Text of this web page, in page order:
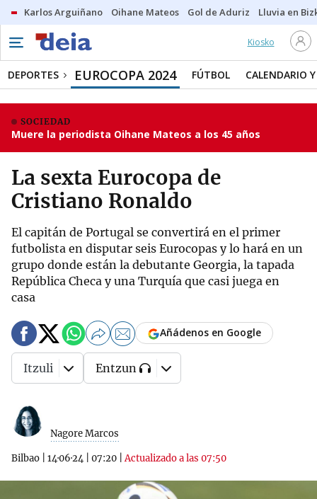
Karlos Arguiñano Oihane Mateos Gol de Aduriz Lluvia en
Kiosko
DEPORTES EUROCOPA 2024 FÚTBOL CALENDARIO
SOCIEDAD
Muere la periodista Oihane Mateos a los 45 años
La sexta Eurocopa de
Cristiano Ronaldo
El capitán de Portugal se convertirá en el primer
futbolista en disputar seis Eurocopas y lo hará en un
grupo donde están la debutante Georgia, la tapada
República Checa y una Turquía que casi juega en
casa
Nagore Marcos
Bilbao 14·06·24 07:20 |Actualizado a las 07:50
Añádenos en Google
Itzuli Entzun